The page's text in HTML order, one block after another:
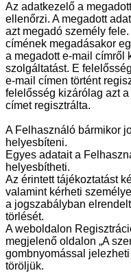
Az adatkezelő a
ellenőrzi. A megadott
azt megadó személy
címének megadásakor
a megadott e-mail címről
szolgáltatást. E
e-mail címen történt
felelősség kizárólag azt
címet regisztrálta.
A Felhasználó bármikor
helyesbíteni.
Egyes adatait a
helyesbítheti.
Az érintett tájékoztatást
valamint kérheti
a jogszabályban
törlését.
A weboldalon
megjelenő oldalon „A
gombnyomással
töröljük.